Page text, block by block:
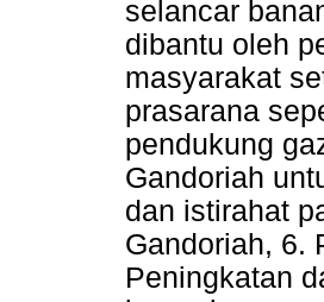
selancar
dibantu oleh
masyarakat
prasarana
pendukung
Gandoriah
dan istirahat
Gandoriah, 6.
Peningkatan